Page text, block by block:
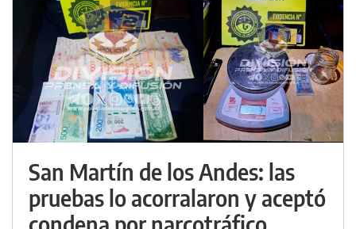
San Martín de los Andes: las
pruebas lo acorralaron y aceptó